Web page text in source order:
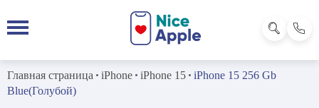
Главная страница iPhone iPhone 15
iPhone 15 256 Gb
Blue(Голубой)